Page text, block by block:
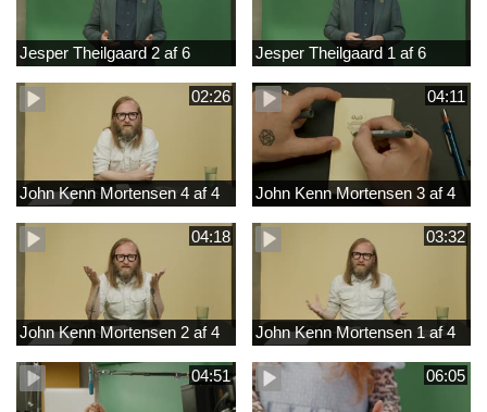
Jesper Theilgaard 2 af 6 Jesper Theilgaard 1 af 6
02:26
John Kenn Mortensen 4 af 4
04:11
John Kenn Mortensen 3 af 4
04:18
John Kenn Mortensen 2 af 4
03:32
John Kenn Mortensen 1 af 4
04:51 06:05